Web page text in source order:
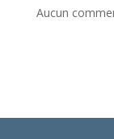
Aucun